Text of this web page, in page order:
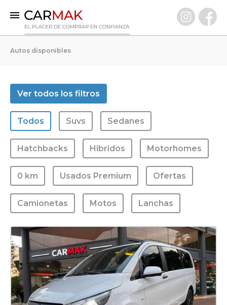
0 KM
Usados Premium
VENDÉ TU AUTO
CLIENTES
PREGUNTAS FRECUENTES
GARANTÍA CARMAK
CONOCÉ CARMAK
Autos disponibles
Ver todos los filtros
Todos Suvs Sedanes
Hatchbacks Hibridos Motorhomes
0 km Usados Premium Ofertas
Camionetas Motos Lanchas